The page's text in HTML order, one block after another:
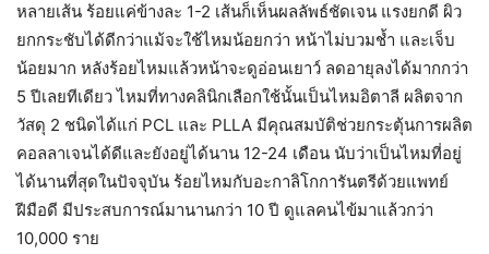
หลายเส้น ร้อยแค่ข้างละ 1-2 เส้นก็เห็นผลลัพธ์ชัดเจน แรงยกดี ผิว
ยกกระชับได้ดีกว่าแม้จะใช้ไหมน้อยกว่า หน้าไม่บวมช้ำ และเจ็บ
น้อยมาก หลังร้อยไหมแล้วหน้าจะดูอ่อนเยาว์ ลดอายุลงได้มากกว่า
5 ปีเลยทีเดียว ไหมที่ทางคลินิกเลือกใช้นั้นเป็นไหมอิตาลี ผลิตจาก
วัสดุ 2 ชนิดได้แก่ PCL และ PLLA มีคุณสมบัติช่วยกระตุ้นการผลิต
คอลลาเจนได้ดีและยังอยู่ได้นาน 12-24 เดือน นับว่าเป็นไหมที่อยู่
ได้นานที่สุดในปัจจุบัน ร้อยไหมกับอะกาลิโกการันตรีด้วยแพทย์
ฝีมือดี มีประสบการณ์มานานกว่า 10 ปี ดูแลคนไข้มาแล้วกว่า
10,000 ราย